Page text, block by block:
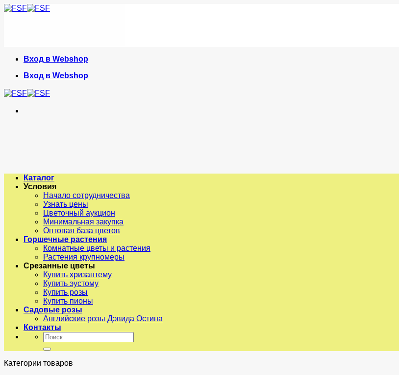
Skip
Вход в Webshop
Вход в Webshop
Каталог
Условия
Начало сотрудничества
Узнать цены
Цветочный аукцион
Минимальная закупка
Оптовая база цветов
Горшечные растения
Комнатные цветы и растения
Растения крупномеры
Срезанные цветы
Купить хризантему
Купить эустому
Купить розы
Купить пионы
Садовые розы
Английские розы Дэвида Остина
Контакты
Искать:
Категории товаров